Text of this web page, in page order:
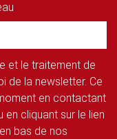
et le traitement de
de la newsletter. Ce
en contactant
en cliquant sur le lien
bas de nos